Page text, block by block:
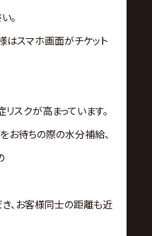
。
スマホ画面がチケット
スクが高まっています。
お待ちの際の水分補給、
、お客様同士の距離も近